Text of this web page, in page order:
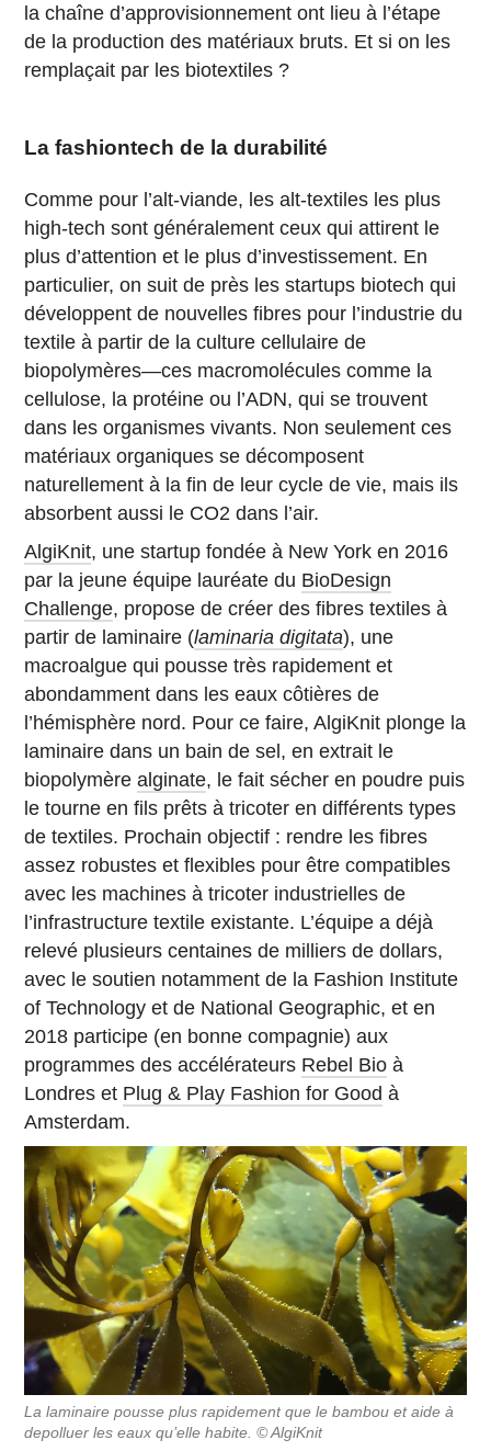
la chaîne d’approvisionnement ont lieu à l’étape
de la production des matériaux bruts. Et si on les
remplaçait par les biotextiles ?
La fashiontech de la durabilité
Comme pour l’alt-viande, les alt-textiles les plus
high-tech sont généralement ceux qui attirent le
plus d’attention et le plus d’investissement. En
particulier, on suit de près les startups biotech qui
développent de nouvelles fibres pour l’industrie du
textile à partir de la culture cellulaire de
biopolymères—ces macromolécules comme la
cellulose, la protéine ou l’ADN, qui se trouvent
dans les organismes vivants. Non seulement ces
matériaux organiques se décomposent
naturellement à la fin de leur cycle de vie, mais ils
absorbent aussi le CO2 dans l’air.
AlgiKnit, une startup fondée à New York en 2016
par la jeune équipe lauréate du BioDesign
Challenge, propose de créer des fibres textiles à
partir de laminaire (laminaria digitata), une
macroalgue qui pousse très rapidement et
abondamment dans les eaux côtières de
l’hémisphère nord. Pour ce faire, AlgiKnit plonge la
laminaire dans un bain de sel, en extrait le
biopolymèrealginate, le fait sécher en poudre puis
le tourne en fils prêts à tricoter en différents types
de textiles. Prochain objectif : rendre les fibres
assez robustes et flexibles pour être compatibles
avec les machines à tricoter industrielles de
l’infrastructure textile existante. L’équipe a déjà
relevé plusieurs centaines de milliers de dollars,
avec le soutien notamment de la Fashion Institute
of Technology et de National Geographic, et en
2018 participe (en bonne compagnie) aux
programmes des accélérateurs Rebel Bio à
Londres et Plug & Play Fashion for Good à
Amsterdam.
La laminaire pousse plus rapidement que le bambou et aide à
depolluer les eaux qu’elle habite. © AlgiKnit